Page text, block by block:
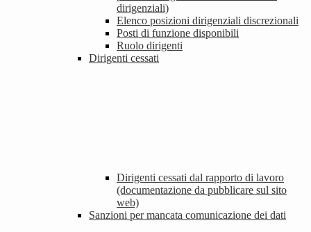
dirigenziali)
Elenco posizioni dirigenziali discrezionali
Posti di funzione disponibili
Ruolo dirigenti
Dirigenti cessati
Dirigenti cessati dal rapporto di lavoro
(documentazione da pubblicare sul sito
web)
Sanzioni per mancata comunicazione dei dati